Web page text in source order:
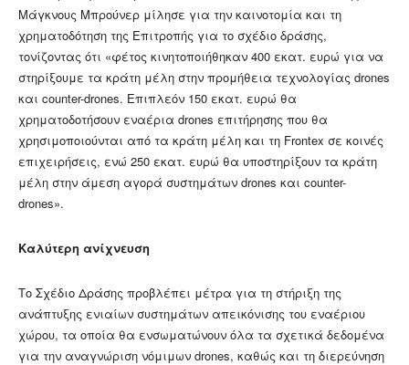
Μάγκνους Μπρούνερ μίλησε για την καινοτομία και τη
χρηματοδότηση της Επιτροπής για το σχέδιο δράσης,
τονίζοντας ότι «φέτος κινητοποιήθηκαν 400 εκατ. ευρώ για να
στηρίξουμε τα κράτη μέλη στην προμήθεια τεχνολογίας drones
και counter-drones. Επιπλεόν 150 εκατ. ευρώ θα
χρηματοδοτήσουν εναέρια drones επιτήρησης που θα
χρησιμοποιούνται από τα κράτη μέλη και τη Frontex σε κοινές
επιχειρήσεις, ενώ 250 εκατ. ευρώ θα υποστηρίξουν τα κράτη
μέλη στην άμεση αγορά συστημάτων drones και counter-
drones».
Καλύτερη ανίχνευση
Το Σχέδιο Δράσης προβλέπει μέτρα για τη στήριξη της
ανάπτυξης ενιαίων συστημάτων απεικόνισης του εναέριου
χώρου, τα οποία θα ενσωματώνουν όλα τα σχετικά δεδομένα
για την αναγνώριση νόμιμων drones, καθώς και τη διερεύνηση